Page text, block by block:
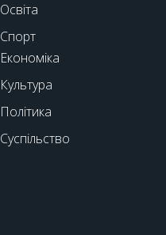
Освіта
Спорт
Економіка
Культура
Політика
Суспільство